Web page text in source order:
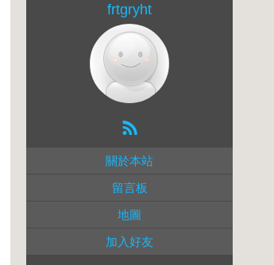
frtgryht
關於本站
留言板
地圖
加入好友